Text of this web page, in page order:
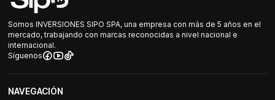
Somos INVERSIONES SIPO SPA, una empresa con más de 5 años en el
mercado, trabajando con marcas reconocidas a nivel nacional e
internacional.
Síguenos
NAVEGACIÓN